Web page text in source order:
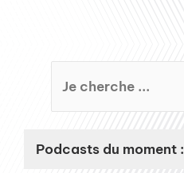
Podcasts du moment :